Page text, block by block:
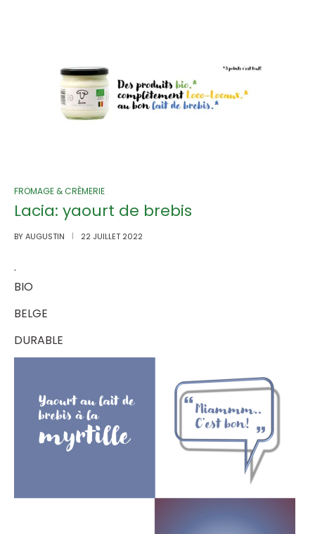
FROMAGE & CRÈMERIE
Lacia: yaourt de brebis
BYAUGUSTIN 22 JUILLET 2022
.
BIO
BELGE
DURABLE